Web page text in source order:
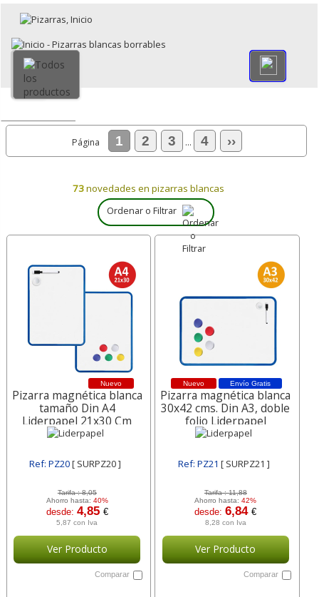
Volver
Página 1 2 3 ... 4 ››
73novedades en pizarras blancas
Ordenar o Filtrar
Nuevo
Pizarra magnética blanca
tamaño Din A4
Liderpapel 21x30 Cm
Ref: PZ20[ SURPZ20 ]
Tarifa :8,05
Ahorro hasta: 40%
desde: 4,85 €
5,87 con Iva
Ver Producto
Comparar
Envío Gratis
Nuevo
Pizarra magnética blanca
30x42 cms. Din A3, doble
folio Liderpapel
Ref: PZ21 [ SURPZ21 ]
Tarifa :11,88
Ahorro hasta:42%
desde:6,84€
8,28 con Iva
Ver Producto
Comparar